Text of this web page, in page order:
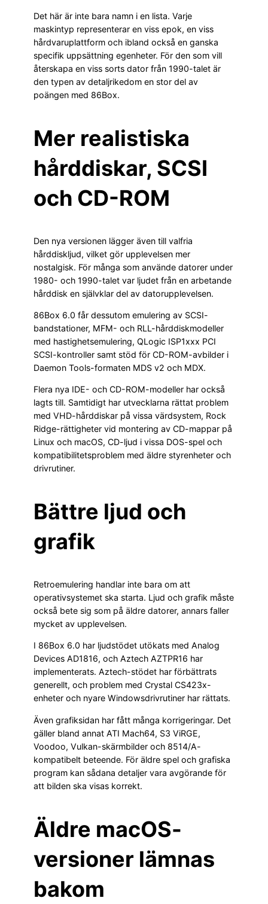
Det här är inte bara namn i en lista. Varje
maskintyp representerar en viss epok, en viss
hårdvaruplattform och ibland också en ganska
specifik uppsättning egenheter. För den som vill
återskapa en viss sorts dator från 1990-talet är
den typen av detaljrikedom en stor del av
poängen med 86Box.
Mer realistiska
hårddiskar, SCSI
och CD-ROM
Den nya versionen lägger även till valfria
hårddiskljud, vilket gör upplevelsen mer
nostalgisk. För många som använde datorer under
1980- och 1990-talet var ljudet från en arbetande
hårddisk en självklar del av datorupplevelsen.
86Box 6.0 får dessutom emulering av SCSI-
bandstationer, MFM- och RLL-hårddiskmodeller
med hastighetsemulering, QLogic ISP1xxx PCI
SCSI-kontroller samt stöd för CD-ROM-avbilder i
Daemon Tools-formaten MDS v2 och MDX.
Flera nya IDE- och CD-ROM-modeller har också
lagts till. Samtidigt har utvecklarna rättat problem
med VHD-hårddiskar på vissa värdsystem, Rock
Ridge-rättigheter vid montering av CD-mappar på
Linux och macOS, CD-ljud i vissa DOS-spel och
kompatibilitetsproblem med äldre styrenheter och
drivrutiner.
Bättre ljud och
grafik
Retroemulering handlar inte bara om att
operativsystemet ska starta. Ljud och grafik måste
också bete sig som på äldre datorer, annars faller
mycket av upplevelsen.
I 86Box 6.0 har ljudstödet utökats med Analog
Devices AD1816, och Aztech AZTPR16 har
implementerats. Aztech-stödet har förbättrats
generellt, och problem med Crystal CS423x-
enheter och nyare Windowsdrivrutiner har rättats.
Även grafiksidan har fått många korrigeringar. Det
gäller bland annat ATI Mach64, S3 ViRGE,
Voodoo, Vulkan-skärmbilder och 8514/A-
kompatibelt beteende. För äldre spel och grafiska
program kan sådana detaljer vara avgörande för
att bilden ska visas korrekt.
Äldre macOS-
versioner lämnas
bakom